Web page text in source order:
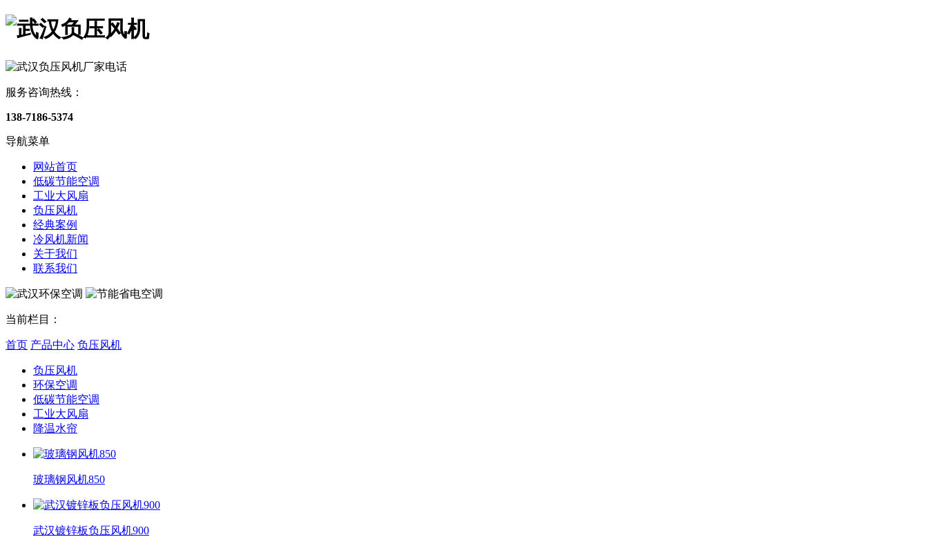
服务咨询热线：
138-7186-5374
导航菜单
网站首页
低碳节能空调
工业大风扇
负压风机
经典案例
冷风机新闻
关于我们
联系我们
当前栏目：
首页 产品中心 负压风机
负压风机
环保空调
低碳节能空调
工业大风扇
降温水帘
玻璃钢风机850
武汉镀锌板负压风机900